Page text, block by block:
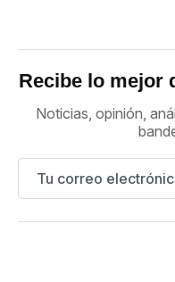
Recibe lo mejor
Noticias, opinión,